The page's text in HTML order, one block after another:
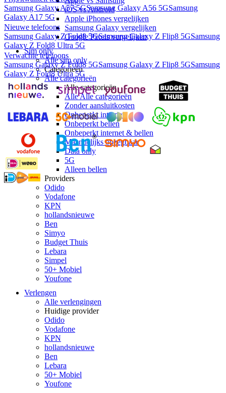
iOS vs Android
Apple iPhones vergelijken
Samsung Galaxy vergelijken
Google Pixels vergelijken
Sim only
Alle sim only
Categorieën
Alle categorieën
Alle categorieën
Alle Alle categorieën
Zonder aansluitkosten
Onbeperkt internet
Onbeperkt bellen
Onbeperkt internet & bellen
Maandelijks opzegbaar
Data only
5G
Alleen bellen
Providers
Odido
Vodafone
KPN
hollandsnieuwe
Ben
Simyo
Budget Thuis
Lebara
Simpel
50+ Mobiel
Youfone
Verlengen
Alle verlengingen
Huidige provider
Odido
Vodafone
KPN
hollandsnieuwe
Ben
Lebara
50+ Mobiel
Youfone
Samsung Galaxy A57 5GSamsung Galaxy A56 5GSamsung
Galaxy A17 5G
Nieuwe telefoons
Samsung Galaxy Z Fold8 5GSamsung Galaxy Z Flip8 5GSamsung
Galaxy Z Fold8 Ultra 5G
Verwachte telefoons
Samsung Galaxy Z Fold8 5GSamsung Galaxy Z Flip8 5GSamsung
Galaxy Z Fold8 Ultra 5G